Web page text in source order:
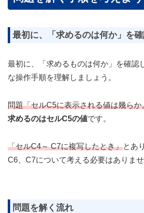
最初に、「求めるのは何か」を確
最初に、「求めるものは何か」を確認
な操作手順を理解しましょう。
問題「セルC5に表示される値は幾らか
求めるのはセルC5の値です。
「セルC4～ C7に複写したとき」とあ
C6、C7について考える必要はありませ
問題を解く流れ